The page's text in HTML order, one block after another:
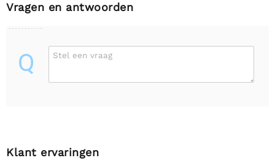
Vragen en antwoorden
Q Stel een vraag
Klant ervaringen